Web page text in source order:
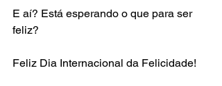
E aí? Está esperando o que para ser
feliz?
Feliz Dia Internacional da Felicidade!